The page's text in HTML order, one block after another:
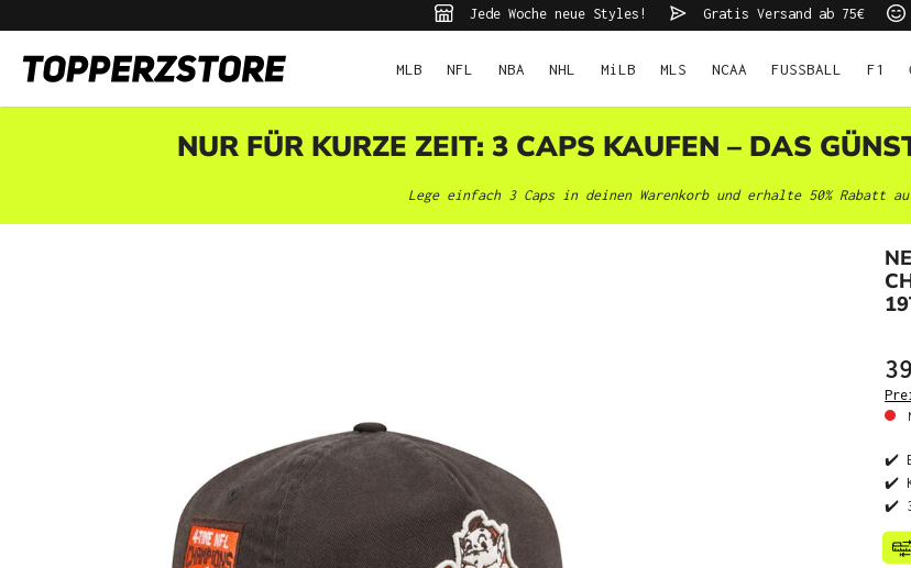
Jede Woche neue Styles! Gratis Versand ab 75€
MLB NFL NBA NHL MiLB MLS NCAA FUSSBALL F1
NUR FÜR KURZE ZEIT: 3 CAPS KAUFEN – DAS
Lege einfach 3 Caps in deinen Warenkorb und erhalte 50% Rabatt
✔️
✔️
✔️